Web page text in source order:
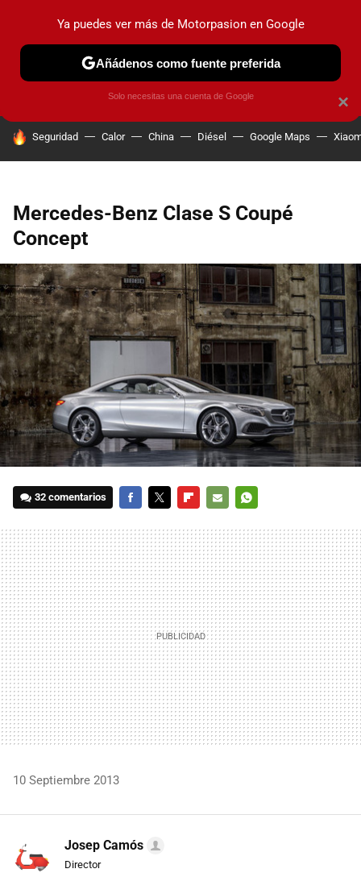
PRUEBAS COCHES ELÉCTRICOS OBSERVATORIO
HOY SE HABLA DE
Seguridad Calor China Diésel Google Maps
Mercedes-Benz Clase S Coupé
Concept
32 comentarios
MAIL
10 Septiembre 2013
Josep Camós
Director
×
Ya puedes ver más de Motorpasion en Google
Añádenos como fuente preferida
Solo necesitas una cuenta de Google